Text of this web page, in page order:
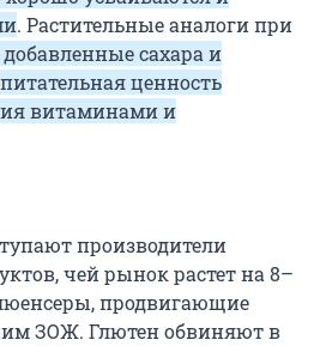
. Растительные аналоги при
сахара и
питательная ценность
витаминами и
производители
чей рынок растет на 8–
продвигающие
ЗОЖ. Глютен обвиняют в